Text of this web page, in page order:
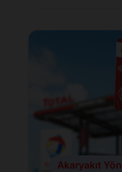
Akaryakıt